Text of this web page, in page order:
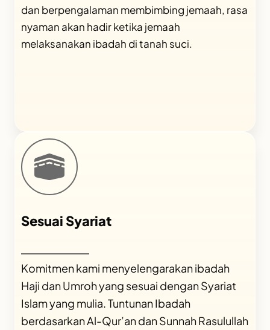
dan berpengalaman membimbing jemaah, rasa
nyaman akan hadir ketika jemaah
melaksanakan ibadah di tanah suci.
Sesuai Syariat
Komitmen kami menyelengarakan ibadah
Haji dan Umroh yang sesuai dengan Syariat
Islam yang mulia. Tuntunan Ibadah
berdasarkan Al-Qur’an dan Sunnah Rasulullah